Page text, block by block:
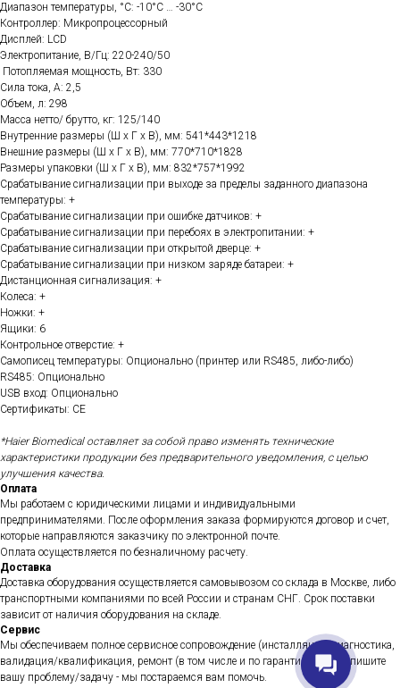
Диапазон температуры, °С: -10°С … -30°С
Контроллер: Микропроцессорный
Дисплей: LCD
Электропитание, В/Гц: 220-240/50
Потопляемая мощность, Вт: 330
Сила тока, А: 2,5
Объем, л: 298
Масса нетто/ брутто, кг: 125/140
Внутренние размеры (Ш х Г х В), мм: 541*443*1218
Внешние размеры (Ш х Г х В), мм: 770*710*1828
Размеры упаковки (Ш х Г х В), мм: 832*757*1992
Срабатывание сигнализации при выходе за пределы заданного диапазона
температуры: +
Срабатывание сигнализации при ошибке датчиков: +
Срабатывание сигнализации при перебоях в электропитании: +
Срабатывание сигнализации при открытой дверце: +
Срабатывание сигнализации при низком заряде батареи: +
Дистанционная сигнализация: +
Колеса: +
Ножки: +
Ящики: 6
Контрольное отверстие: +
Самописец температуры: Опционально (принтер или RS485, либо-либо)
RS485: Опционально
USB вход: Опционально
Сертификаты: CE
*Haier Biomedical оставляет за собой право изменять технические
характеристики продукции без предварительного уведомления, с целью
улучшения качества.
Оплата
Мы работаем с юридическими лицами и индивидуальными
предпринимателями. После оформления заказа формируются договор и счет,
которые направляются заказчику по электронной почте.
Оплата осуществляется по безналичному расчету.
Доставка
Доставка оборудования осуществляется самовывозом со склада в Москве, либо
транспортными компаниями по всей России и странам СНГ. Срок поставки
зависит от наличия оборудования на складе.
Сервис
Мы обеспечиваем полное сервисное сопровождение (инсталляция, диагностика,
валидация/квалификация, ремонт (в том числе и по гарантии), и др. Опишите
вашу проблему/задачу - мы постараемся вам помочь.